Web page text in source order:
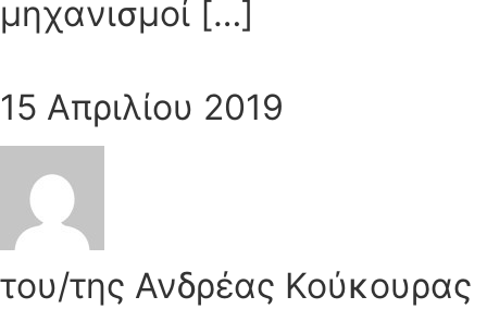
μηχανισμοί […]
15 Απριλίου 2019
του/της Ανδρέας Κούκουρας